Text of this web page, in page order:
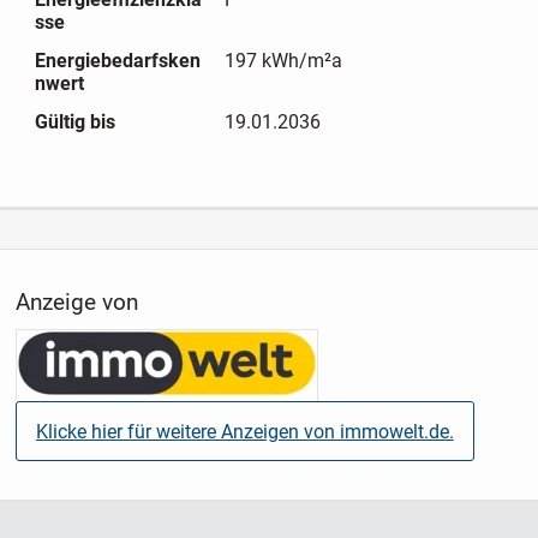
Der geräumige Keller sowie der Spitzboden bieten
zusätzlich viel praktische Lager- und Abstellfläche.
Das Grundstück umfasst eine Fläche von ca. 8.000 m² und
bietet neben dem Wohnhaus mehrere zusätzliche Gebäude
- Ein ehemaliges Büro-, Garagen- und Werkstattgebäude
Schnittholz genutzt. Derzeit teilweise vermietet und
zusätzlich als Lagerfläche nutzbar. (offiziell Nutzfläche)
- ein großer Doppelcarport
- Ein kleines Holzhaus, das zusätzliche Einnahmen
generiert. (offiziell Nutzfläche)
sse
Energiebedarfsken
nwert
197 kWh/m²a
Gültig bis 19.01.2036
Anzeige von
Klicke hier für weitere Anzeigen von immowelt.de.